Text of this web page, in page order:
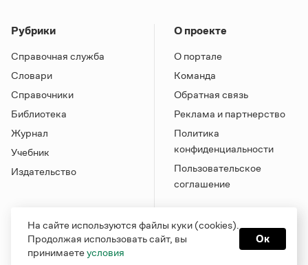
Рубрики
Справочная служба
Словари
Справочники
Библиотека
Журнал
Учебник
Издательство
О проекте
О портале
Команда
Обратная связь
Реклама и партнерство
Политика
конфиденциальности
Пользовательское
соглашение
На сайте используются файлы куки (cookies).
Продолжая использовать сайт, вы
принимаетеусловия
Ок